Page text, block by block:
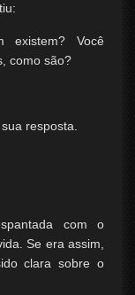
Você
como são?
resposta.
com o
Se era assim,
clara sobre o